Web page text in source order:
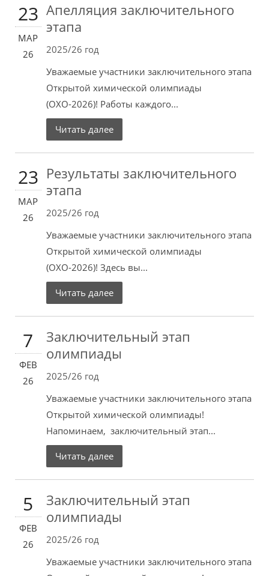
23
МАР
26
Апелляция заключительного
этапа
2025/26 год
Уважаемые участники заключительного этапа
Открытой химической олимпиады
(ОХО-2026)! Работы каждого...
Читать далее
23
МАР
26
Результаты заключительного
этапа
2025/26 год
Уважаемые участники заключительного этапа
Открытой химической олимпиады
(ОХО-2026)! Здесь вы...
Читать далее
7
ФЕВ
26
Заключительный этап
олимпиады
2025/26 год
Уважаемые участники заключительного этапа
Открытой химической олимпиады!
Напоминаем, заключительный этап...
Читать далее
5
ФЕВ
26
Заключительный этап
олимпиады
2025/26 год
Уважаемые участники заключительного этапа